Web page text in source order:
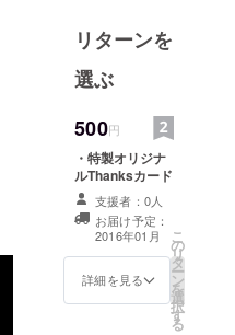
地域の文
化・歴史・
習慣といっ
た地域の源
となる力の
象徴であり
守り神であ
る。
リターンを
選ぶ
500円
・特製オリジナ
ルThanksカード
支援者：0人
お届け予定：
2016年01月
詳細を見る
こ
の
リ
タ
ー
ン
を
選
択
す
る